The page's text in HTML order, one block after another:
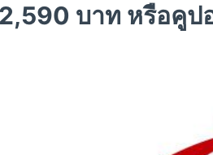
บาท หรือคูป